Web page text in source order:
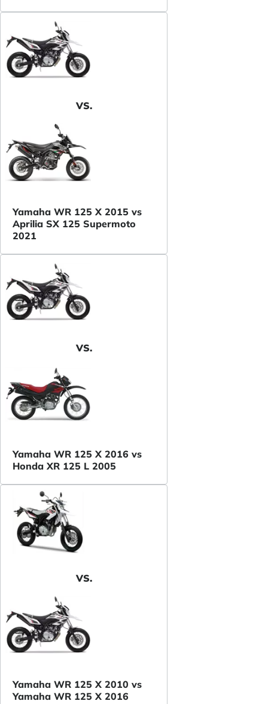
VS.
Yamaha WR 125 X 2015 vs
Aprilia SX 125 Supermoto
2021
VS.
Yamaha WR 125 X 2016 vs
Honda XR 125 L 2005
VS.
Yamaha WR 125 X 2010 vs
Yamaha WR 125 X 2016